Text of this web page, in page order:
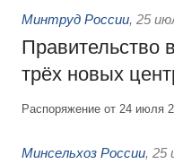
Минтруд России, 25
Правительство
трёх новых
Распоряжение от 24 июля
Минсельхоз России, 25